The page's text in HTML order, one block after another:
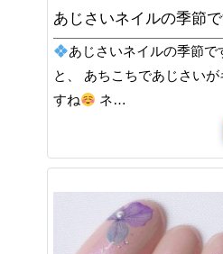
あじさいネイルの季節で
あじさいネイルの季節で
と、 あちこちであじさい
すね
ネ…